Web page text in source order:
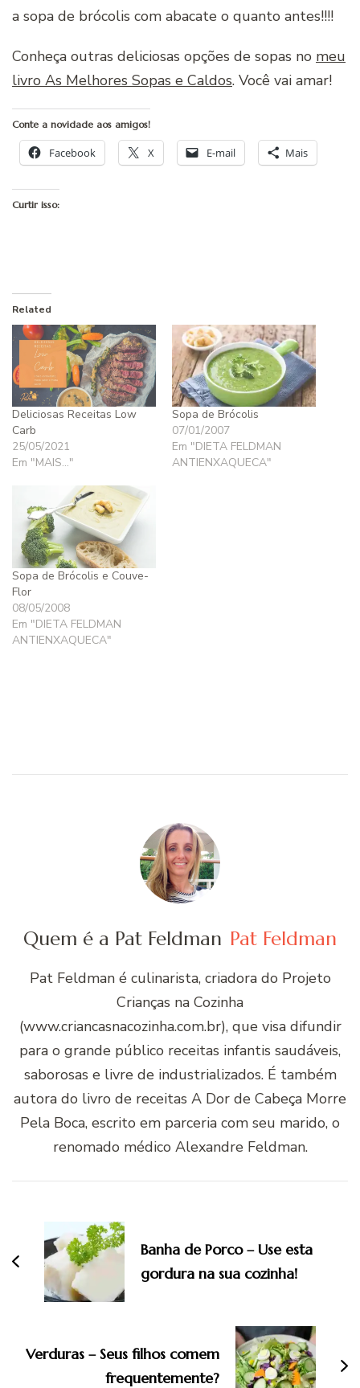
a sopa de brócolis com abacate o quanto antes!!!!
Conheça outras deliciosas opções de sopas no meu
livro As Melhores Sopas e Caldos. Você vai amar!
Conte a novidade aos amigos!
Facebook X E-mail Mais
Curtir isso:
Related
Deliciosas Receitas Low
Carb
25/05/2021
Em "MAIS..."
Sopa de Brócolis
07/01/2007
Em "DIETA FELDMAN
ANTIENXAQUECA"
Sopa de Brócolis e Couve-
Flor
08/05/2008
Em "DIETA FELDMAN
ANTIENXAQUECA"
Quem é a Pat Feldman Pat Feldman
Pat Feldman é culinarista, criadora do Projeto
Crianças na Cozinha
(www.criancasnacozinha.com.br), que visa difundir
para o grande público receitas infantis saudáveis,
saborosas e livre de industrializados. É também
autora do livro de receitas A Dor de Cabeça Morre
Pela Boca, escrito em parceria com seu marido, o
renomado médico Alexandre Feldman.
post
Banha de Porco – Use esta
gordura na sua cozinha!
Verduras – Seus filhos comem
frequentemente?